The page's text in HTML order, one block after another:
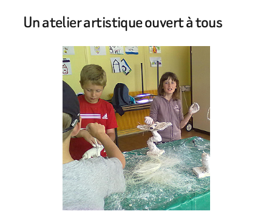
Un atelier artistique ouvert à tous